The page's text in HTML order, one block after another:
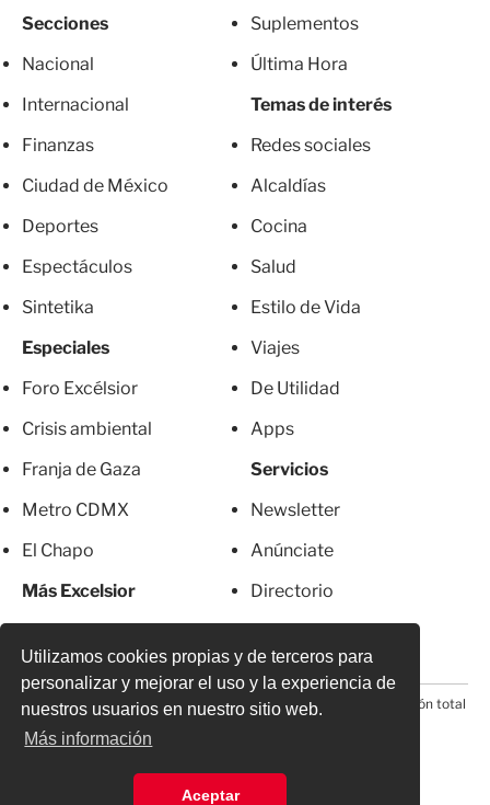
Utilizamos cookies propias y de terceros para
personalizar y mejorar el uso y la experiencia de
nuestros usuarios en nuestro sitio web.
Más información
Aceptar
Secciones
Nacional
Internacional
Finanzas
Ciudad de México
Deportes
Espectáculos
Sintetika
Especiales
Foro Excélsior
Crisis ambiental
Franja de Gaza
Metro CDMX
El Chapo
Más Excelsior
Suplementos
Última Hora
Temas de interés
Redes sociales
Alcaldías
Cocina
Salud
Estilo de Vida
Viajes
De Utilidad
Apps
Servicios
Newsletter
Anúnciate
Directorio
© 2026 Todos los derechos reservados. Prohibida la reproducción total
o parcial, incluyendo cualquier medio electrónico*